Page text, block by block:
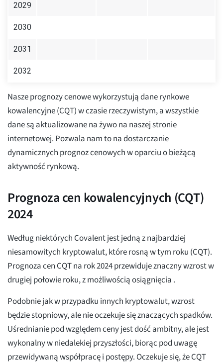
2029
2030
2031
2032
Nasze prognozy cenowe wykorzystują dane rynkowe
kowalencyjne (CQT) w czasie rzeczywistym, a wszystkie
dane są aktualizowane na żywo na naszej stronie
internetowej. Pozwala nam to na dostarczanie
dynamicznych prognoz cenowych w oparciu o bieżącą
aktywność rynkową.
Prognoza cen kowalencyjnych (CQT)
2024
Według niektórych Covalent jest jedną z najbardziej
niesamowitych kryptowalut, które rosną w tym roku (CQT).
Prognoza cen CQT na rok 2024 przewiduje znaczny wzrost w
drugiej połowie roku, z możliwością osiągnięcia .
Podobnie jak w przypadku innych kryptowalut, wzrost
będzie stopniowy, ale nie oczekuje się znaczących spadków.
Uśrednianiepod względem ceny jest dość ambitny, ale jest
wykonalny w niedalekiej przyszłości, biorąc pod uwagę
przewidywaną współpracę i postępy. Oczekuje się, że CQT